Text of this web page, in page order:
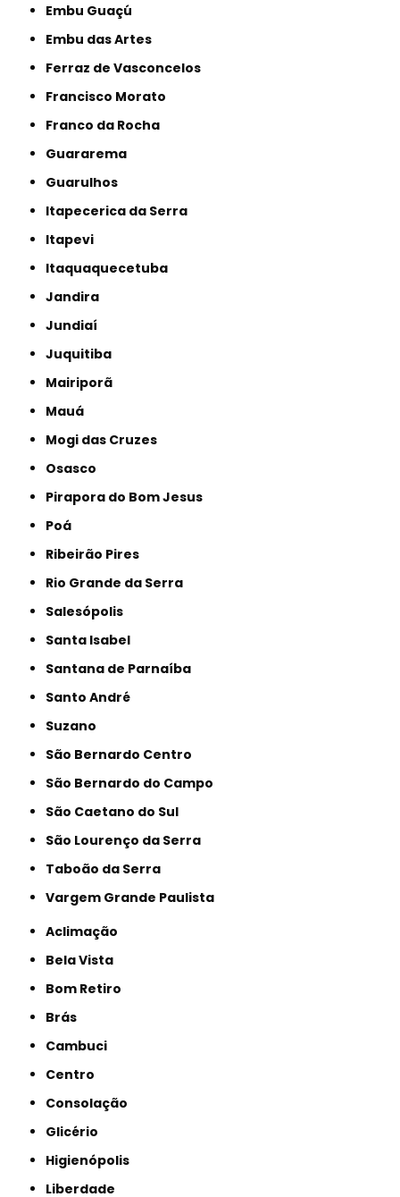
Embu Guaçú
Embu das Artes
Ferraz de Vasconcelos
Francisco Morato
Franco da Rocha
Guararema
Guarulhos
Itapecerica da Serra
Itapevi
Itaquaquecetuba
Jandira
Jundiaí
Juquitiba
Mairiporã
Mauá
Mogi das Cruzes
Osasco
Pirapora do Bom Jesus
Poá
Ribeirão Pires
Rio Grande da Serra
Salesópolis
Santa Isabel
Santana de Parnaíba
Santo André
Suzano
São Bernardo Centro
São Bernardo do Campo
São Caetano do Sul
São Lourenço da Serra
Taboão da Serra
Vargem Grande Paulista
Aclimação
Bela Vista
Bom Retiro
Brás
Cambuci
Centro
Consolação
Glicério
Higienópolis
Liberdade